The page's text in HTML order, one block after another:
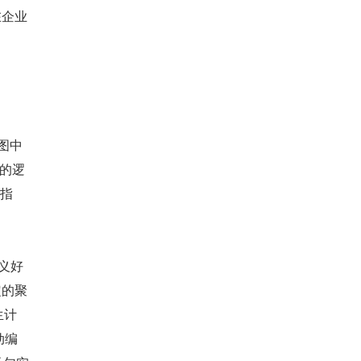
业
中
逻
好
聚
计
编